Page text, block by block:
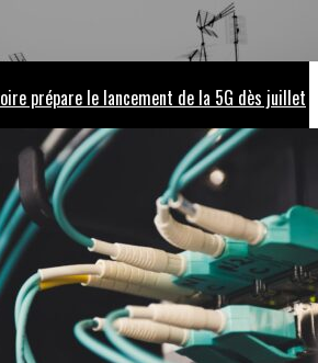
prépare le lancement de la 5G dès juillet